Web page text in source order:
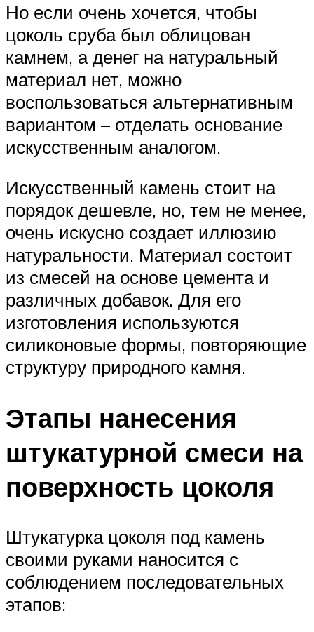
Но если очень хочется, чтобы
цоколь сруба был облицован
камнем, а денег на натуральный
материал нет, можно
воспользоваться альтернативным
вариантом – отделать основание
искусственным аналогом.
Искусственный камень стоит на
порядок дешевле, но, тем не менее,
очень искусно создает иллюзию
натуральности. Материал состоит
из смесей на основе цемента и
различных добавок. Для его
изготовления используются
силиконовые формы, повторяющие
структуру природного камня.
Этапы нанесения
штукатурной смеси на
поверхность цоколя
Штукатурка цоколя под камень
своими руками наносится с
соблюдением последовательных
этапов: